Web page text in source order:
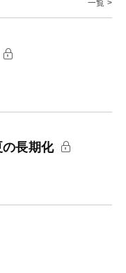
一覧 >
長期化